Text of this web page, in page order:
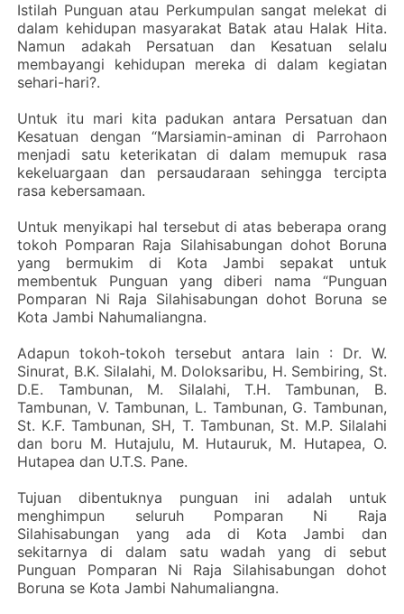
Istilah Punguan atau Perkumpulan sangat melekat di
dalam kehidupan masyarakat Batak atau Halak Hita.
Namun adakah Persatuan dan Kesatuan selalu
membayangi kehidupan mereka di dalam kegiatan
sehari-hari?.
Untuk itu mari kita padukan antara Persatuan dan
Kesatuan dengan “Marsiamin-aminan di Parrohaon
menjadi satu keterikatan di dalam memupuk rasa
kekeluargaan dan persaudaraan sehingga tercipta
rasa kebersamaan.
Untuk menyikapi hal tersebut di atas beberapa orang
tokoh Pomparan Raja Silahisabungan dohot Boruna
yang bermukim di Kota Jambi sepakat untuk
membentuk Punguan yang diberi nama “Punguan
Pomparan Ni Raja Silahisabungan dohot Boruna se
Kota Jambi Nahumaliangna.
Adapun tokoh-tokoh tersebut antara lain : Dr. W.
Sinurat, B.K. Silalahi, M. Doloksaribu, H. Sembiring, St.
D.E. Tambunan, M. Silalahi, T.H. Tambunan, B.
Tambunan, V. Tambunan, L. Tambunan, G. Tambunan,
St. K.F. Tambunan, SH, T. Tambunan, St. M.P. Silalahi
dan boru M. Hutajulu, M. Hutauruk, M. Hutapea, O.
Hutapea dan U.T.S. Pane.
Tujuan dibentuknya punguan ini adalah untuk
menghimpun seluruh Pomparan Ni Raja
Silahisabungan yang ada di Kota Jambi dan
sekitarnya di dalam satu wadah yang di sebut
Punguan Pomparan Ni Raja Silahisabungan dohot
Boruna se Kota Jambi Nahumaliangna.